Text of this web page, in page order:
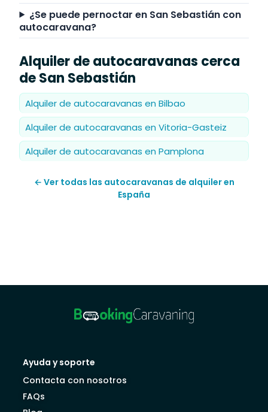
¿Se puede pernoctar en San Sebastián con
autocaravana?
Alquiler de autocaravanas cerca
de San Sebastián
Alquiler de autocaravanas en Bilbao
Alquiler de autocaravanas en Vitoria-Gasteiz
Alquiler de autocaravanas en Pamplona
← Ver todas las autocaravanas de alquiler en
España
Ayuda y soporte
Contacta con nosotros
FAQs